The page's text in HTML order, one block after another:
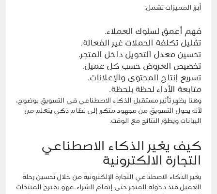
أبرز المميزات تشمل:
فهم أعمق لسلوك العملاء.
تقليل تكلفة الحملات غير الفعالة.
تحسين معدل التحويل داخل المتجر.
تخصيص العروض حسب كل عميل.
تسريع إنتاج المحتوى والإعلانات.
متابعة الأداء لحظة بلحظة.
وهنا يظهر تأثير مستقبل الذكاء الاصطناعي في التسويق بوضوح،
لأنه يحول التسويق من مجهود متكرر إلى نظام ذكي يتعلم من
البيانات ويطوّر النتائج مع الوقت.
كيف يغير الذكاء الاصطناعي
التجارة الالكترونية
يغير الذكاء الاصطناعي التجارة الإلكترونية من خلال تحسين رحلة
العميل منذ دخوله المتجر حتى إتمام الشراء. فهو يقترح المنتجات